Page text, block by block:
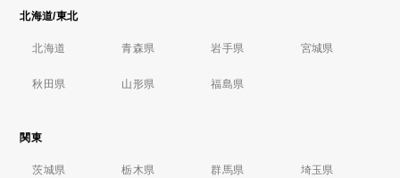
北海道/東北
北海道 青森県 岩手県 宮城県
秋田県 山形県 福島県
関東
茨城県 栃木県 群馬県 埼玉県